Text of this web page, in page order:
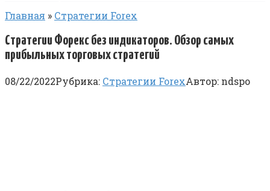
Главная » Стратегии Forex
Стратегии Форекс без индикаторов. Обзор самых
прибыльных торговых стратегий
08/22/2022Рубрика: Стратегии ForexАвтор: ndspo